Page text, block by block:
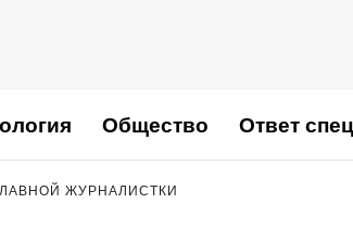
Общество Ответ
ЖУРНАЛИСТКИ